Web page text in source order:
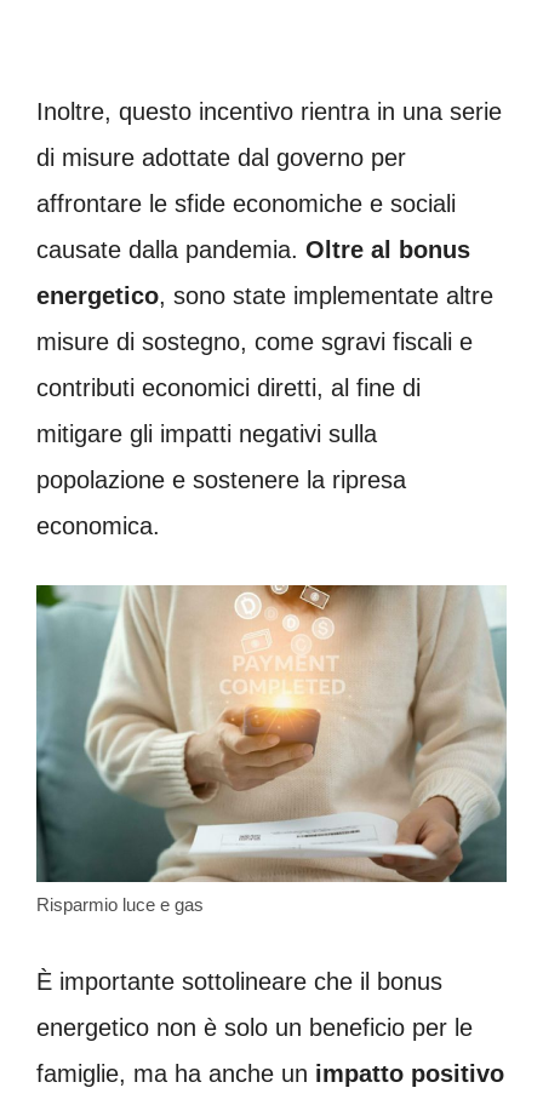
Inoltre, questo incentivo rientra in una serie
di misure adottate dal governo per
affrontare le sfide economiche e sociali
causate dalla pandemia. Oltre al bonus
energetico, sono state implementate altre
misure di sostegno, come sgravi fiscali e
contributi economici diretti, al fine di
mitigare gli impatti negativi sulla
popolazione e sostenere la ripresa
economica.
Risparmio luce e gas
È importante sottolineare che il bonus
energetico non è solo un beneficio per le
famiglie, ma ha anche un impatto positivo